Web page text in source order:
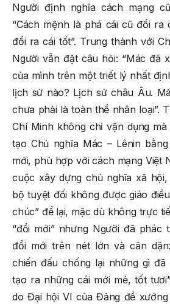
Người định nghĩa cách mạng
“Cách mệnh là phá cái cũ đổi ra
đổi ra cái tốt”. Trung thành với
Người vẫn đặt câu hỏi: “Mác đã
của mình trên một triết lý nhất
lịch sử nào? Lịch sử châu Âu.
chưa phải là toàn thể nhân loại”.
Chí Minh không chỉ vận dụng
tạo Chủ nghĩa Mác – Lênin
mới, phù hợp với cách mạng Việt
cuộc xây dựng chủ nghĩa xã
bộ tuyệt đối không được giáo
chúc” để lại, mặc dù không trực
“đổi mới” nhưng Người đã phác
đổi mới trên nét lớn và căn
chiến đấu chống lại những gì
tạo ra những cái mới mẻ, tốt
do Đại hội VI của Đảng đề